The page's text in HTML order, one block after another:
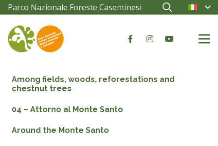
Parco Nazionale Foreste Casentinesi
Among fields, woods, reforestations and
chestnut trees
04 – Attorno al Monte Santo
Around the Monte Santo